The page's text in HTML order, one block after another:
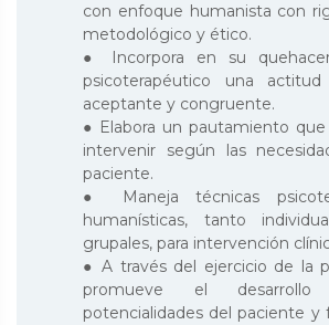
con enfoque humanista con
metodológico y ético.
● Incorpora en su
psicoterapéutico una actitud
aceptante y congruente.
● Elabora un pautamiento
intervenir según las
paciente.
● Maneja técnicas
humanísticas, tanto
grupales, para intervención
● A través del ejercicio de la
promueve el
potencialidades del paciente y